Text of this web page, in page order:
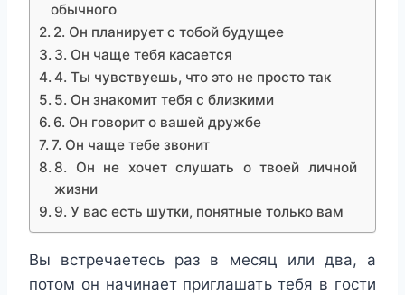
обычного
2. Он планирует с тобой будущее
3. Он чаще тебя касается
4. Ты чувствуешь, что это не просто так
5. Он знакомит тебя с близкими
6. Он говорит о вашей дружбе
7. Он чаще тебе звонит
8. Он не хочет слушать о твоей личной
жизни
9. У вас есть шутки, понятные только вам
Вы встречаетесь раз в месяц или два, а
потом он начинает приглашать тебя в гости